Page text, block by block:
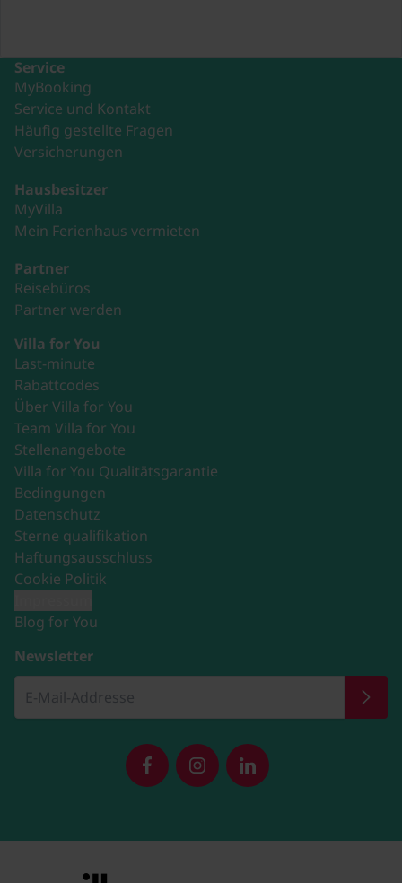
Service
MyBooking
Service und Kontakt
Häufig gestellte Fragen
Versicherungen
Hausbesitzer
MyVilla
Mein Ferienhaus vermieten
Partner
Reisebüros
Partner werden
Villa for You
Last-minute
Rabattcodes
Über Villa for You
Team Villa for You
Stellenangebote
Villa for You Qualitätsgarantie
Bedingungen
Datenschutz
Sterne qualifikation
Haftungsausschluss
Cookie Politik
Blog for You
Newsletter